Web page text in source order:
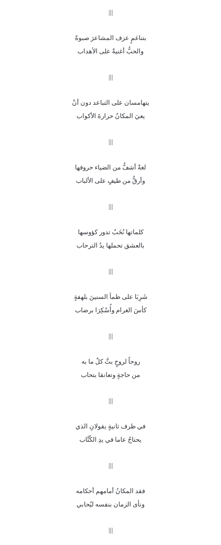
|||
بتناغمٍ عزف المشاعرَ صبوةً
والحبُّ أغنيةٌ على الأهداب
|||
يتهامسان على التباعد دون أنْ
يعيَ المكانُ حرارةَ الأكواب
|||
لغةٌ أشفُّ من الضياء حروفها
وأرقُّ من طيفٍ على الألباب
|||
كلماتها نُخَبٌ تدور كؤوسها
بالعشق تحملها يدُ الترحاب
|||
شَرِبَا على ظمأ السنينَ بلهفةٍ
كأسَ الغرام وأُسْكِرَا برضاب
|||
روحاً لروحٍ بثَّ كلٌ ما به
من حاجةٍ وتعانقا بتحاب
|||
في ظرف ثانيةٍ يقولانِ الذي
يحتاجُ عاما في يدِ الكُتَّاب
|||
فقد المكانُ أمامهم أحكامه
ونأى الزمان بنفسه ليُحابي
|||